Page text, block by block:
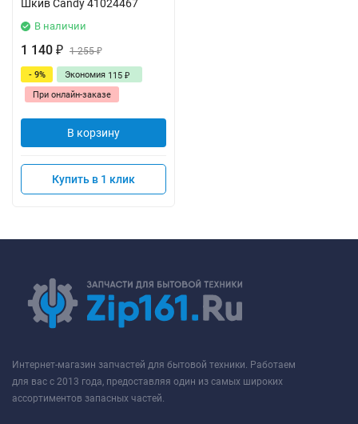
Шкив Candy 41024467
В наличии
1 140 ₽ 1 255₽
- 9% Экономия 115 ₽
При онлайн-заказе
В корзину
Купить в 1 клик
Интернет-магазин запчастей для бытовой техники. Работаем
для вас с 2013 года, предоставляя один из самых широких
ассортиментов запасных частей.